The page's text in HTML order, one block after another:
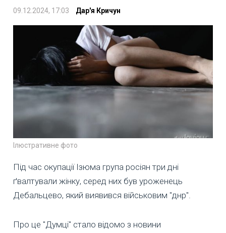
09.12.2024, 17:03 Дар'я Кричун
Ілюстративне фото
Під час окупації Ізюма група росіян три дні
ґвалтували жінку, серед них був уроженець
Дебальцево, який виявився військовим "днр".
Про це "Думці" стало відомо з новини